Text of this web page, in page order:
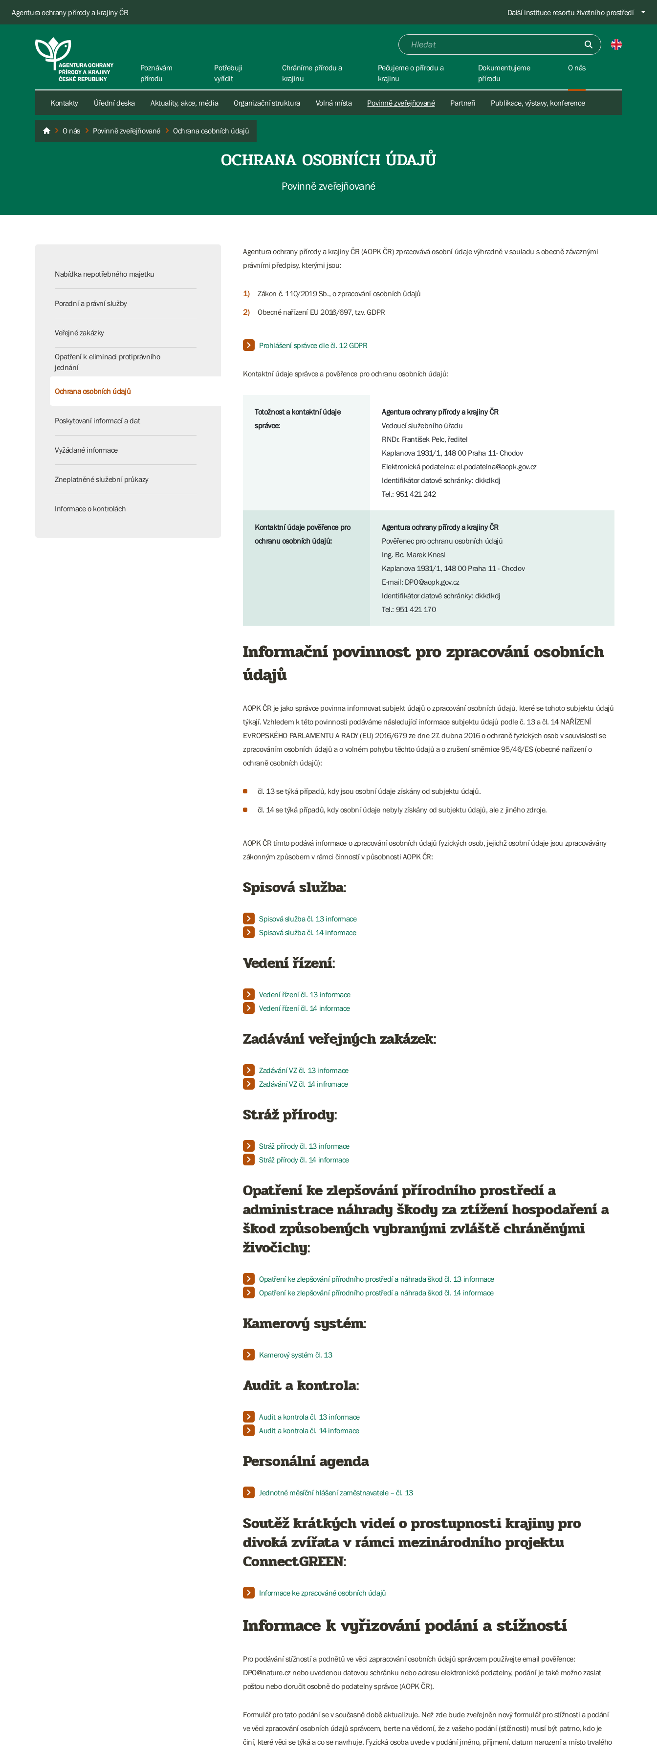
Agentura ochrany přírody a krajiny ČR Další instituce resortu životního prostředí
Poznávám
přírodu
Potřebuji
vyřídit
Chráníme přírodu a
krajinu
Pečujeme o přírodu a
krajinu
Dokumentujeme
přírodu
O nás
Kontakty Úřední deska Aktuality, akce, média Organizační struktura Volná místa Povinně zveřejňované Partneři Publikace, výstavy, konference
AOPK ČR
O nás Povinně zveřejňované Ochrana osobních údajů
OCHRANA OSOBNÍCH ÚDAJŮ
Povinně zveřejňované
Nabídka nepotřebného majetku
Poradní a právní služby
Veřejné zakázky
Opatření k eliminaci protiprávního
jednání
Ochrana osobních údajů
Poskytovaní informací a dat
Vyžádané informace
Zneplatněné služební průkazy
Informace o kontrolách
Agentura ochrany přírody a krajiny ČR (AOPK ČR) zpracovává osobní údaje výhradně v souladu s obecně závaznými
právními předpisy, kterými jsou:
Zákon č. 110/2019 Sb., o zpracování osobních ůdajů
Obecné nařízení EU 2016/697, tzv. GDPR
Prohlášení správce dle čl. 12 GDPR
Kontaktní údaje správce a pověřence pro ochranu osobních údajů:
Totožnost a kontaktní údaje
správce:
Agentura ochrany přírody a krajiny ČR
Vedoucí služebního úřadu
RNDr. František Pelc, ředitel
Kaplanova 1931/1, 148 00 Praha 11- Chodov
Elektronická podatelna: el.podatelna@aopk.gov.cz
Identifikátor datové schránky: dkkdkdj
Tel.: 951 421 242
Kontaktní údaje pověřence pro
ochranu osobních údajů:
Agentura ochrany přírody a krajiny ČR
Pověřenec pro ochranu osobních údajů
Ing. Bc. Marek Knesl
Kaplanova 1931/1, 148 00 Praha 11 - Chodov
E-mail: DPO@aopk.gov.cz
Identifikátor datové schránky: dkkdkdj
Tel.: 951 421 170
Informační povinnost pro zpracování osobních
údajů
AOPK ČR je jako správce povinna informovat subjekt údajů o zpracování osobních údajů, které se tohoto subjektu údajů
týkají. Vzhledem k této povinnosti podáváme následující informace subjektu údajů podle č. 13 a čl. 14 NAŘÍZENÍ
EVROPSKÉHO PARLAMENTU A RADY (EU) 2016/679 ze dne 27. dubna 2016 o ochraně fyzických osob v souvislosti se
zpracováním osobních údajů a o volném pohybu těchto údajů a o zrušení směrnice 95/46/ES (obecné nařízení o
ochraně osobních údajů):
čl. 13 se týká případů, kdy jsou osobní údaje získány od subjektu údajů.
čl. 14 se týká případů, kdy osobní údaje nebyly získány od subjektu údajů, ale z jiného zdroje.
AOPK ČR tímto podává informace o zpracování osobních údajů fyzických osob, jejichž osobní údaje jsou zpracovávány
zákonným způsobem v rámci činností v působnosti AOPK ČR:
Spisová služba:
Spisová služba čl. 13 informace
Spisová služba čl. 14 informace
Vedení řízení:
Vedení řízení čl. 13 informace
Vedení řízení čl. 14 informace
Zadávání veřejných zakázek:
Zadávání VZ čl. 13 informace
Zadávání VZ čl. 14 infromace
Stráž přírody:
Stráž přírody čl. 13 informace
Stráž přírody čl. 14 informace
Opatření ke zlepšování přírodního prostředí a
administrace náhrady škody za ztížení hospodaření a
škod způsobených vybranými zvláště chráněnými
živočichy:
Opatření ke zlepšování přírodního prostředí a náhrada škod čl. 13 informace
Opatření ke zlepšování přírodního prostředí a náhrada škod čl. 14 informace
Kamerový systém:
Kamerový systém čl. 13
Audit a kontrola:
Audit a kontrola čl. 13 informace
Audit a kontrola čl. 14 informace
Personální agenda
Jednotné měsíční hlášení zaměstnavatele – čl. 13
Soutěž krátkých videí o prostupnosti krajiny pro
divoká zvířata v rámci mezinárodního projektu
ConnectGREEN:
Informace ke zpracováné osobních údajů
Informace k vyřizování podání a stížností
Pro podávání stížností a podnětů ve věci zapracování osobních údajů správcem používejte email pověřence:
DPO@nature.cz nebo uvedenou datovou schránku nebo adresu elektronické podatelny, podání je také možno zaslat
poštou nebo doručit osobně do podatelny správce (AOPK ČR).
Formulář pro tato podání se v současné době aktualizuje. Než zde bude zveřejněn nový formulář pro stížnosti a podání
ve věci zpracování osobních údajů správcem, berte na vědomí, že z vašeho podání (stížnosti) musí být patrno, kdo je
činí, které věci se týká a co se navrhuje. Fyzická osoba uvede v podání jméno, příjmení, datum narození a místo trvalého